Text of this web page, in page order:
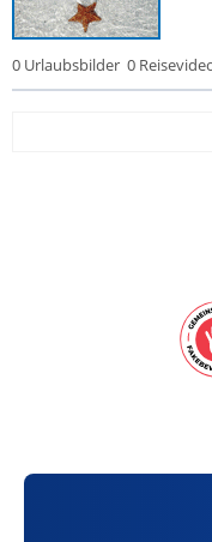
0 Urlaubsbilder 0